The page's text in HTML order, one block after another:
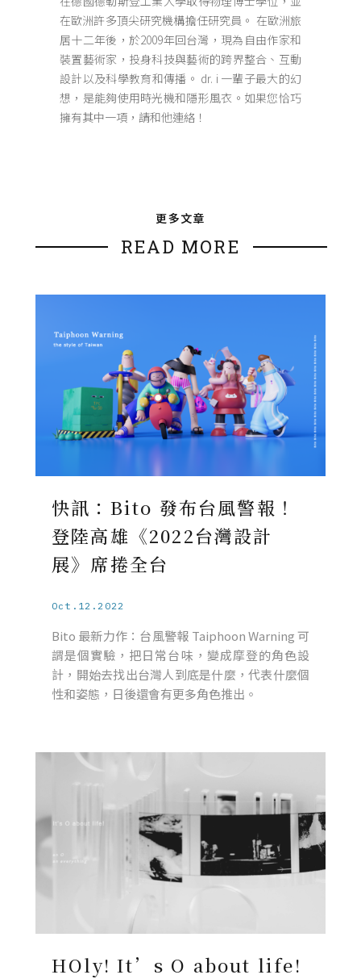
在歐洲許多頂尖研究機構擔任研究員。 在歐洲旅
居十二年後，於2009年回台灣，現為自由作家和
裝置藝術家，投身科技與藝術的跨界整合、互動
設計以及科學教育和傳播。 dr. i 一輩子最大的幻
想，是能夠使用時光機和隱形風衣。如果您恰巧
擁有其中一項，請和他連絡！
更多文章
READ MORE
快訊：Bito 發布台風警報！
登陸高雄《2022台灣設計
展》席捲全台
Oct.12.2022
Bito 最新力作：台風警報 Taiphoon Warning 可
謂是個實驗，把日常台味，變成摩登的角色設
計，開始去找出台灣人到底是什麼，代表什麼個
性和姿態，日後還會有更多角色推出。
HOly! It’s O about life!